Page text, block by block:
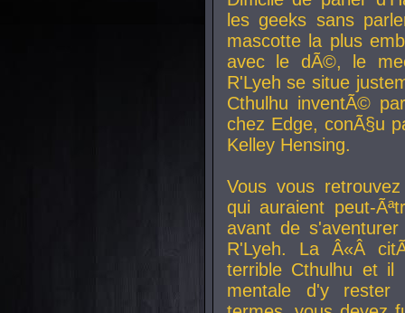
les geeks sans
mascotte la plus
avec le dÃ©, le
R'Lyeh se situe
Cthulhu inventÃ©
chez Edge, conÃ§u
Kelley Hensing.
Vous vous
qui auraient peut-
avant de
R'Lyeh. La Â«Â
terrible Cthulhu et
mentale d'y rester